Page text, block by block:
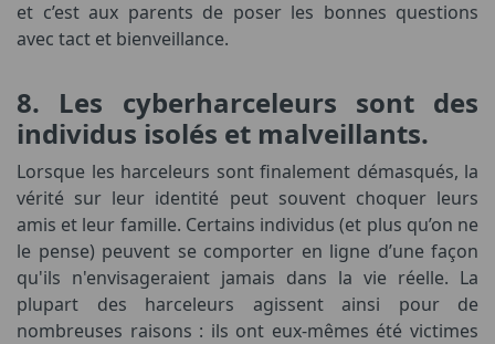
et c’est aux parents de poser les bonnes questions
avec tact et bienveillance.
8. Les cyberharceleurs sont des
individus isolés et malveillants.
Lorsque les harceleurs sont finalement démasqués, la
vérité sur leur identité peut souvent choquer leurs
amis et leur famille. Certains individus (et plus qu’on ne
le pense) peuvent se comporter en ligne d’une façon
qu'ils n'envisageraient jamais dans la vie réelle. La
plupart des harceleurs agissent ainsi pour de
nombreuses raisons : ils ont eux-mêmes été victimes